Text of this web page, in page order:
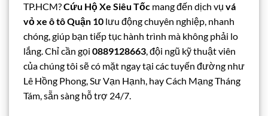
TP.HCM?Cứu Hộ Xe Siêu Tốc mang đến dịch vụ vá
vỏ xe ô tô Quận 10 lưu động chuyên nghiệp, nhanh
chóng, giúp bạn tiếp tục hành trình mà không phải lo
lắng. Chỉ cần gọi 0889128663, đội ngũ kỹ thuật viên
của chúng tôi sẽ có mặt ngay tại các tuyến đường như
Lê Hồng Phong, Sư Vạn Hạnh, hay Cách Mạng Tháng
Tám, sẵn sàng hỗ trợ 24/7.